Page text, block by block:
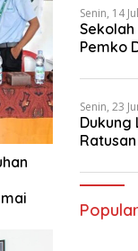
Senin, 14
Pemko
Senin, 23
Dukung